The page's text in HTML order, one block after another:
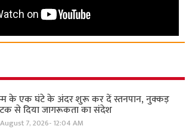
के एक घंटे के अंदर शुरू कर दें स्तनपान, नुक्कड़
से दिया जागरूकता का संदेश
August 7, 2026- 12:04 AM